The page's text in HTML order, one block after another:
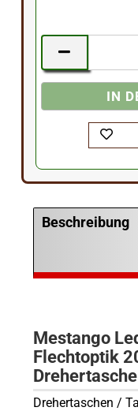
Beschreibung
Mestango
Flechtoptik
Drehertaschen /